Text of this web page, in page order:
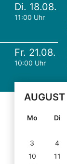
Di. 18.08.
11:00 Uhr
Fr. 21.08.
10:00 Uhr
AUGUST
Mo Di
3
4
10
11